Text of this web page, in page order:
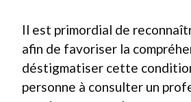
Il est primordial de
afin de favoriser la
déstigmatiser cette
personne à consulter un